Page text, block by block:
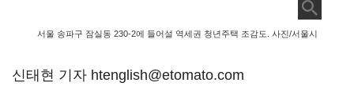
서울 송파구 잠실동 230-2에 들어설 역세권 청년주택 조감도. 사진/서울시
신태현 기자 htenglish@etomato.com